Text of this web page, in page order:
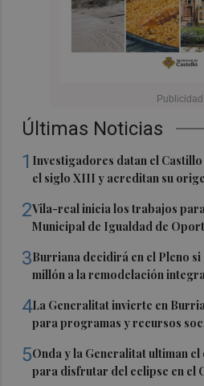
Últimas Noticias
1 Investigadores datan el
el siglo XIII y acreditan su
2Vila-real inicia los trabajos
Municipal de Igualdad de
3Burriana decidirá en el Pleno
millón a la remodelación
4La Generalitat invierte en
para programas y recursos
5Onda y la Generalitat ultiman
para disfrutar del eclipse en el